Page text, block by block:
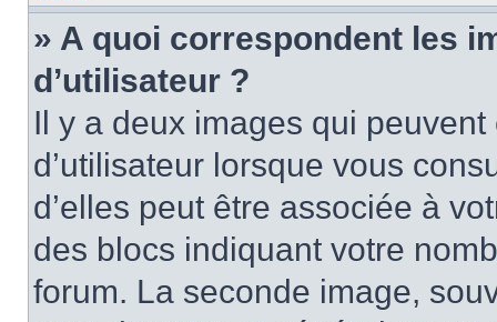
» A quoi correspondent les
d’utilisateur ?
Il y a deux images qui
d’utilisateur lorsque vous
d’elles peut être associée à
des blocs indiquant votre
forum. La seconde image,